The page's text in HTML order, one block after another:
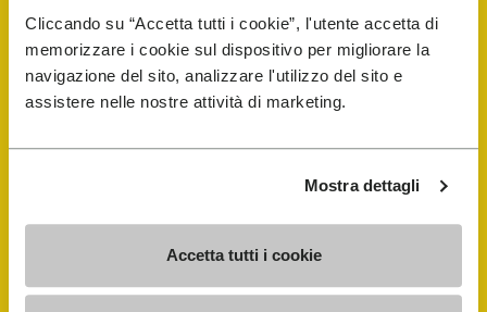
Cliccando su “Accetta tutti i cookie”, l'utente accetta di
memorizzare i cookie sul dispositivo per migliorare la
navigazione del sito, analizzare l'utilizzo del sito e
assistere nelle nostre attività di marketing.
Mostra dettagli
Accetta tutti i cookie
Schuhreparatur-Finder
Store Locator